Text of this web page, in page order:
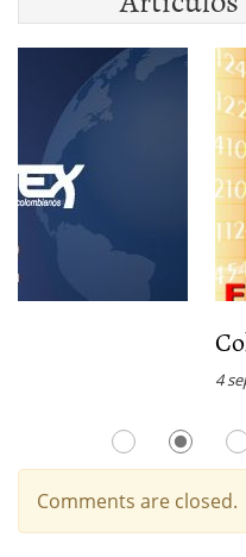
Colfuturo Becas 2012
Diego
Comments are closed.